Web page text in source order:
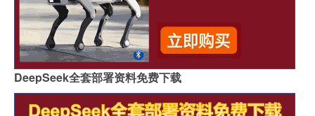
DeepSeek全套部署资料免费下载